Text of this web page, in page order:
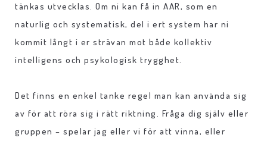
tänkas utvecklas. Om ni kan få in AAR, som en
naturlig och systematisk, del i ert system har ni
kommit långt i er strävan mot både kollektiv
intelligens och psykologisk trygghet.
Det finns en enkel tanke regel man kan använda sig
av för att röra sig i rätt riktning. Fråga dig själv eller
gruppen – spelar jag eller vi för att vinna, eller